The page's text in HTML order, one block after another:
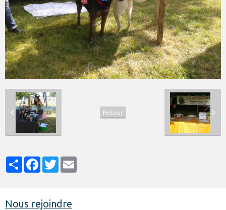
Retour
PartagerFacebook
Twitter
Nous rejoindre